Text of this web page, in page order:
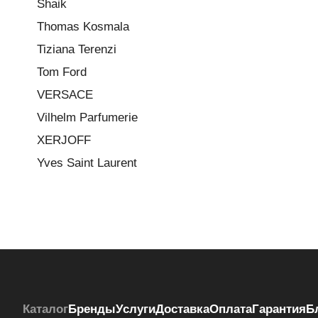
Shaik
Thomas Kosmala
Tiziana Terenzi
Tom Ford
VERSACE
Vilhelm Parfumerie
XERJOFF
Yves Saint Laurent
КаталогБрендыУслугиДоставкаОплатаГарантия